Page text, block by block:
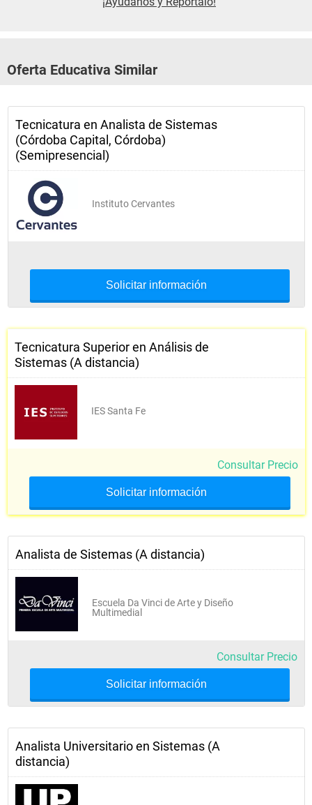
Oferta Educativa Similar
Tecnicatura en Analista de Sistemas
(Córdoba Capital, Córdoba)
(Semipresencial)
Instituto Cervantes
Solicitar información
Tecnicatura Superior en Análisis de
Sistemas (A distancia)
IES Santa Fe
Consultar Precio
Solicitar información
Analista de Sistemas (A distancia)
Escuela Da Vinci de Arte y Diseño
Multimedial
Consultar Precio
Solicitar información
Analista Universitario en Sistemas (A
distancia)